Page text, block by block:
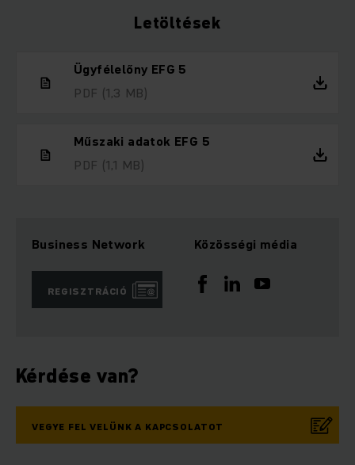
Letöltések
Ügyfélelőny EFG 5
PDF (1,3 MB)
Műszaki adatok EFG 5
PDF (1,1 MB)
Business Network
REGISZTRÁCIÓ
Közösségi média
Kérdése van?
VEGYE FEL VELÜNK A KAPCSOLATOT